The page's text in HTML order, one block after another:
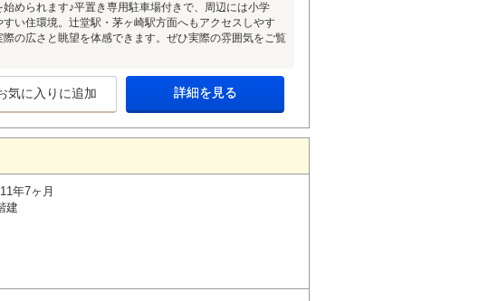
められます♪平置き専用駐車場付きで、周辺には小学
い住環境。辻堂駅・茅ヶ崎駅方面へもアクセスしやす
の広さと眺望を体感できます。ぜひ実際の雰囲気をご覧
気に入りに追加 詳細を見る
年7ヶ月
建